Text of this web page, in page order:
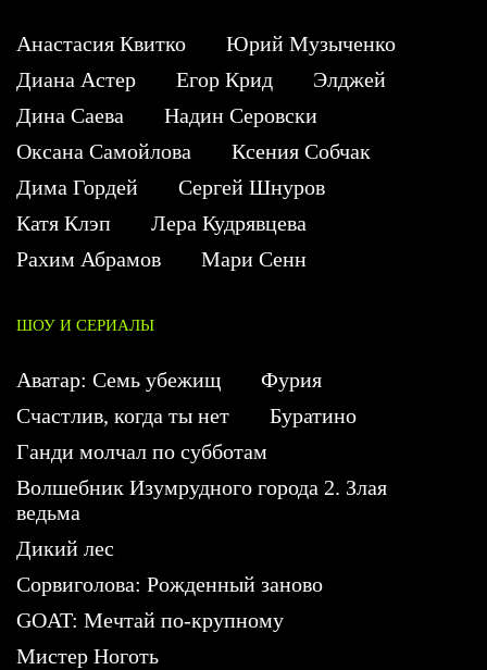
Анастасия Квитко
Юрий Музыченко
Диана Астер
Егор Крид
Элджей
Дина Саева
Надин Серовски
Оксана Самойлова
Ксения Собчак
Дима Гордей
Сергей Шнуров
Катя Клэп
Лера Кудрявцева
Рахим Абрамов
Мари Сенн
ШОУ И СЕРИАЛЫ
Аватар: Семь убежищ
Фурия
Счастлив, когда ты нет
Буратино
Ганди молчал по субботам
Волшебник Изумрудного города 2. Злая
ведьма
Дикий лес
Сорвиголова: Рожденный заново
GOAT: Мечтай по-крупному
Мистер Ноготь